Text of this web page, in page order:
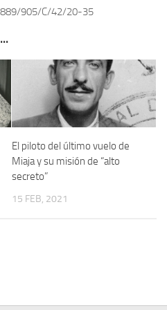
en Talavera de la Reina (1937-
1936-1947 | Buscador
1939 de Tembleque
889/905/C/42/20-35
El piloto del último vuelo de
Miaja y su misión de “alto
secreto”
15 FEB, 2021